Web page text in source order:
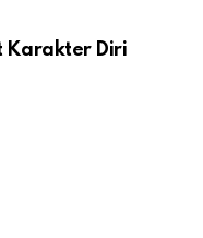
Karakter Diri